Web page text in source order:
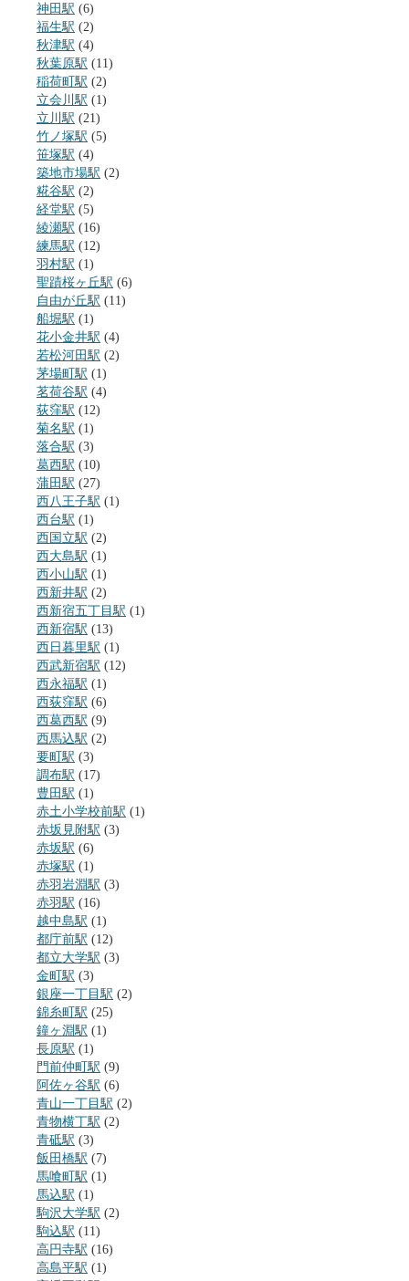
神田駅 (6)
福生駅 (2)
秋津駅 (4)
秋葉原駅 (11)
稲荷町駅 (2)
立会川駅 (1)
立川駅 (21)
竹ノ塚駅 (5)
笹塚駅 (4)
築地市場駅 (2)
糀谷駅 (2)
経堂駅 (5)
綾瀬駅 (16)
練馬駅 (12)
羽村駅 (1)
聖蹟桜ヶ丘駅 (6)
自由が丘駅 (11)
船堀駅 (1)
花小金井駅 (4)
若松河田駅 (2)
茅場町駅 (1)
茗荷谷駅 (4)
荻窪駅 (12)
菊名駅 (1)
落合駅 (3)
葛西駅 (10)
蒲田駅 (27)
西八王子駅 (1)
西台駅 (1)
西国立駅 (2)
西大島駅 (1)
西小山駅 (1)
西新井駅 (2)
西新宿五丁目駅 (1)
西新宿駅 (13)
西日暮里駅 (1)
西武新宿駅 (12)
西永福駅 (1)
西荻窪駅 (6)
西葛西駅 (9)
西馬込駅 (2)
要町駅 (3)
調布駅 (17)
豊田駅 (1)
赤土小学校前駅 (1)
赤坂見附駅 (3)
赤坂駅 (6)
赤塚駅 (1)
赤羽岩淵駅 (3)
赤羽駅 (16)
越中島駅 (1)
都庁前駅 (12)
都立大学駅 (3)
金町駅 (3)
銀座一丁目駅 (2)
錦糸町駅 (25)
鐘ヶ淵駅 (1)
長原駅 (1)
門前仲町駅 (9)
阿佐ヶ谷駅 (6)
青山一丁目駅 (2)
青物横丁駅 (2)
青砥駅 (3)
飯田橋駅 (7)
馬喰町駅 (1)
馬込駅 (1)
駒沢大学駅 (2)
駒込駅 (11)
高円寺駅 (16)
高島平駅 (1)